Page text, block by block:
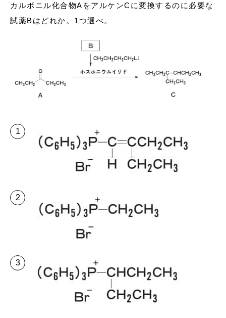
カルボニル化合物AをアルケンCに変換するのに必要な
試薬Bはどれか。1つ選べ。